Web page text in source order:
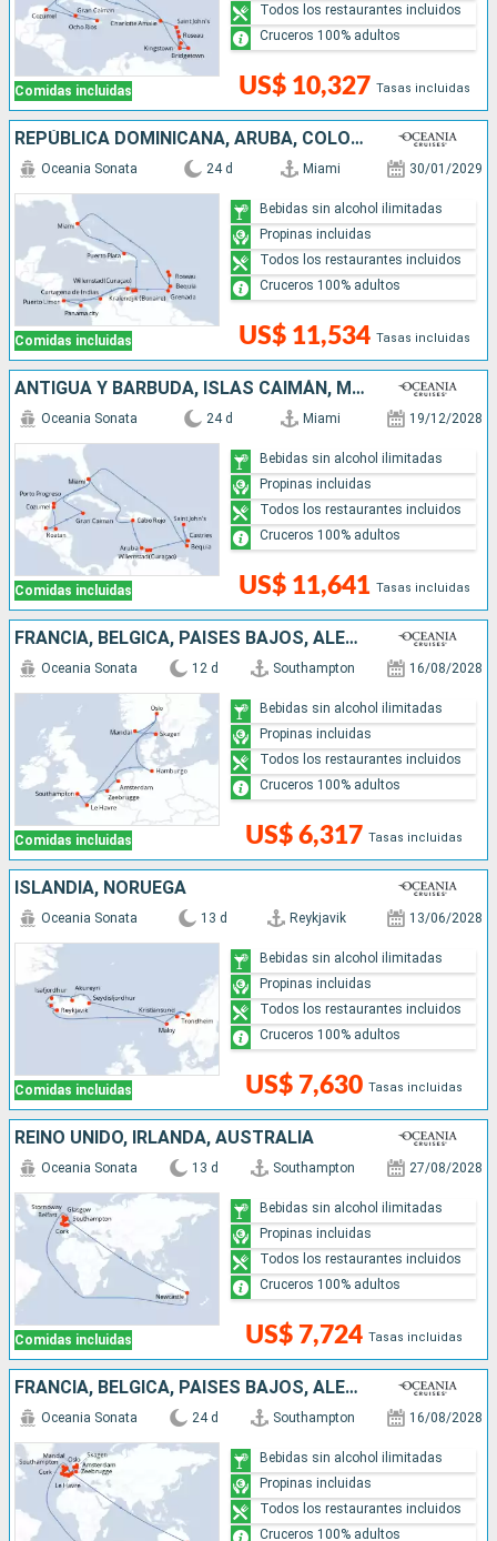
Comidas incluidas US$ 10,327 Tasas incluidas
Todos los restaurantes incluidos
Cruceros 100% adultos
REPÚBLICA DOMINICANA, ARUBA, COLOMBIA, COSTA RICA, PANAMÁ, GRENADA, DOMINICA, SAN VINCENT Y LAS GRANADINAS, ESTADOS UNIDOS
Comidas incluidas
Oceania Sonata 24 d Miami 30/01/2029
US$ 11,534 Tasas incluidas
Bebidas sin alcohol ilimitadas
Propinas incluidas
Todos los restaurantes incluidos
Cruceros 100% adultos
ANTIGUA Y BARBUDA, ISLAS CAIMÁN, MÉXICO, ESTADOS UNIDOS, SANTA LUCIA, BELICE, HONDURAS, ARUBA, SAN VINCENT Y LAS GRANADINAS, REPÚBLICA DOMINICANA
Comidas incluidas
Oceania Sonata 24 d Miami 19/12/2028
US$ 11,641 Tasas incluidas
Bebidas sin alcohol ilimitadas
Propinas incluidas
Todos los restaurantes incluidos
Cruceros 100% adultos
FRANCIA, BÉLGICA, PAISES BAJOS, ALEMANIA, NORUEGA, DINAMARCA, REINO UNIDO
Comidas incluidas
Oceania Sonata 12 d Southampton 16/08/2028
US$ 6,317 Tasas incluidas
Bebidas sin alcohol ilimitadas
Propinas incluidas
Todos los restaurantes incluidos
Cruceros 100% adultos
ISLANDIA, NORUEGA
Comidas incluidas
Oceania Sonata 13 d Reykjavik 13/06/2028
US$ 7,630 Tasas incluidas
Bebidas sin alcohol ilimitadas
Propinas incluidas
Todos los restaurantes incluidos
Cruceros 100% adultos
REINO UNIDO, IRLANDA, AUSTRALIA
Comidas incluidas
Oceania Sonata 13 d Southampton 27/08/2028
US$ 7,724 Tasas incluidas
Bebidas sin alcohol ilimitadas
Propinas incluidas
Todos los restaurantes incluidos
Cruceros 100% adultos
FRANCIA, BÉLGICA, PAISES BAJOS, ALEMANIA, NORUEGA, DINAMARCA, REINO UNIDO, IRLANDA, AUSTRALIA
Oceania Sonata 24 d Southampton 16/08/2028
Bebidas sin alcohol ilimitadas
Propinas incluidas
Todos los restaurantes incluidos
Cruceros 100% adultos